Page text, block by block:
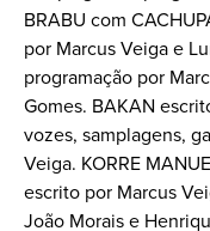
BRABU com
por Marcus Veiga e
programação por
Gomes. BAKAN
vozes, samplagens,
Veiga. KORRE
escrito por Marcus
João Morais e